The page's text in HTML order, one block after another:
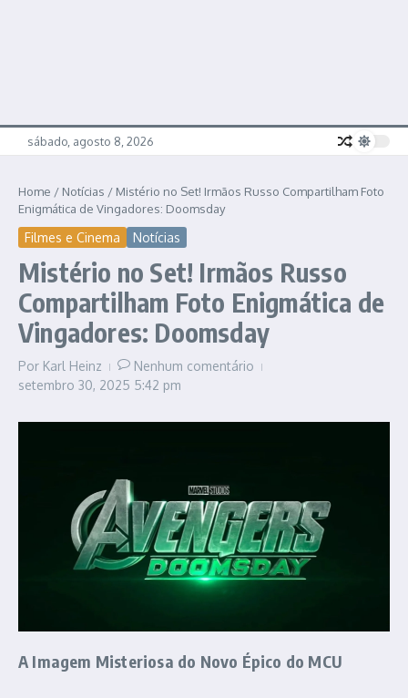
sábado, agosto 8, 2026
Home / Notícias / Mistério no Set! Irmãos Russo Compartilham Foto
Enigmática de Vingadores: Doomsday
Filmes e Cinema Notícias
Mistério no Set! Irmãos Russo
Compartilham Foto Enigmática de
Vingadores: Doomsday
Por Karl Heinz
Nenhum comentário
setembro 30, 2025 5:42 pm
A Imagem Misteriosa do Novo Épico do MCU